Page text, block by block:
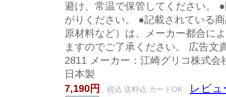
避け、常温で保管してください。
がりください。 ●記載されている
原材料など）は、メーカー都合に
ますのでご了承ください。 広告
2811 メーカー：江崎グリコ株式
日本製
7,190円
税込 送料込 カードOK レビュ